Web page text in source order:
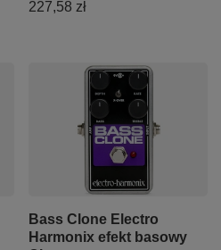
227,58 zł
Bass Clone Electro
Harmonix efekt basowy